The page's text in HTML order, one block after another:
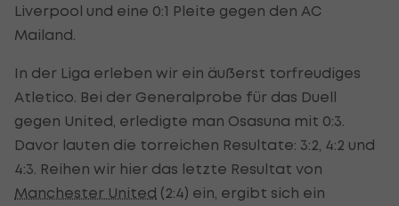
Liverpool und eine 0:1 Pleite gegen den AC
Mailand.
In der Liga erleben wir ein äußerst torfreudiges
Atletico. Bei der Generalprobe für das Duell
gegen United, erledigte man Osasuna mit 0:3.
Davor lauten die torreichen Resultate: 3:2, 4:2 und
4:3. Reihen wir hier das letzte Resultat von
Manchester United (2:4) ein, ergibt sich ein